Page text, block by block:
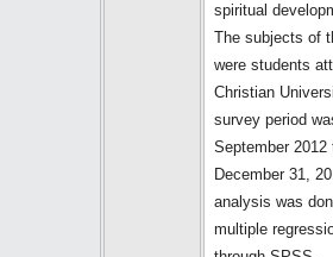
spiritual
The subjects of
were students
Christian
survey period
September 2012
December 31,
analysis was
multiple